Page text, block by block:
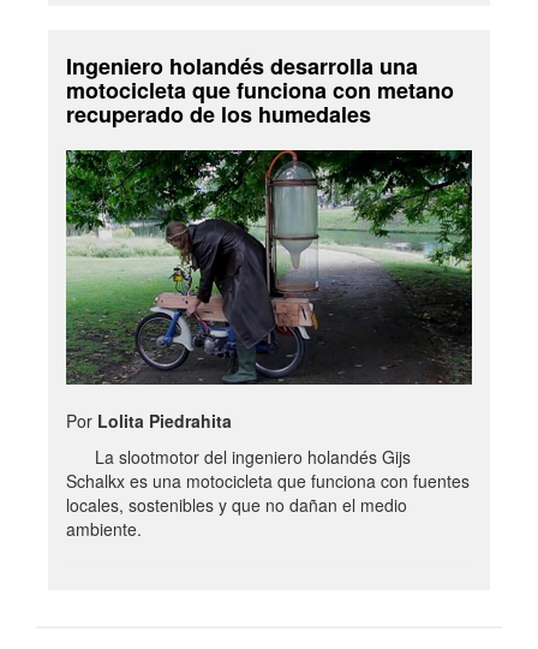
Ingeniero holandés desarrolla una
motocicleta que funciona con metano
recuperado de los humedales
Por Lolita Piedrahita
La slootmotor del ingeniero holandés Gijs
Schalkx es una motocicleta que funciona con fuentes
locales, sostenibles y que no dañan el medio
ambiente.